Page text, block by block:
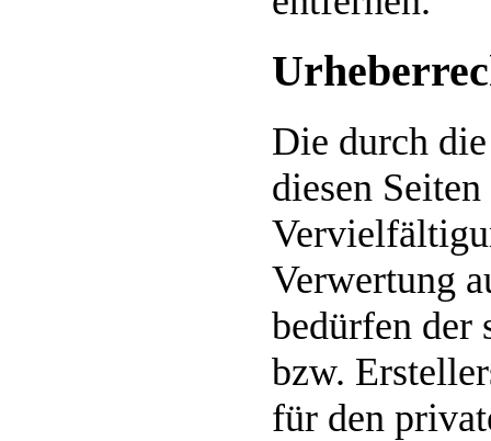
Die durch
diesen
Verwertung
bedürfen der
bzw.
für den